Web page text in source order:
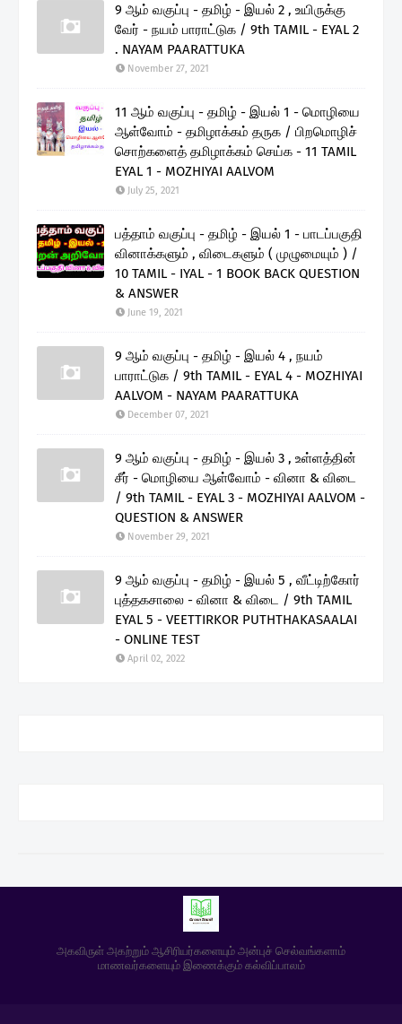
9 ஆம் வகுப்பு - தமிழ் - இயல் 2 , உயிருக்கு
வேர் - நயம் பாராட்டுக / 9th TAMIL - EYAL 2
. NAYAM PAARATTUKA
November 27, 2021
11 ஆம் வகுப்பு - தமிழ் - இயல் 1 - மொழியை
ஆள்வோம் - தமிழாக்கம் தருக / பிறமொழிச்
சொற்களைத் தமிழாக்கம் செய்க - 11 TAMIL
EYAL 1 - MOZHIYAI AALVOM
July 25, 2021
பத்தாம் வகுப்பு - தமிழ் - இயல் 1 - பாடப்பகுதி
வினாக்களும் , விடைகளும் ( முழுமையும் ) /
10 TAMIL - IYAL - 1 BOOK BACK QUESTION
& ANSWER
June 19, 2021
9 ஆம் வகுப்பு - தமிழ் - இயல் 4 , நயம்
பாராட்டுக / 9th TAMIL - EYAL 4 - MOZHIYAI
AALVOM - NAYAM PAARATTUKA
December 07, 2021
9 ஆம் வகுப்பு - தமிழ் - இயல் 3 , உள்ளத்தின்
சீர் - மொழியை ஆள்வோம் - வினா & விடை
/ 9th TAMIL - EYAL 3 - MOZHIYAI AALVOM -
QUESTION & ANSWER
November 29, 2021
9 ஆம் வகுப்பு - தமிழ் - இயல் 5 , வீட்டிற்கோர்
புத்தகசாலை - வினா & விடை / 9th TAMIL
EYAL 5 - VEETTIRKOR PUTHTHAKASAALAI
- ONLINE TEST
April 02, 2022
அகவிருள் அகற்றும் ஆசிரியர்களையும் அன்புச் செல்வங்களாம்
மாணவர்களையும் இணைக்கும் கல்விப்பாலம்